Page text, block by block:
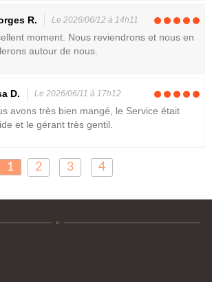
R. Le 2026/06/12 à 14h11
moment. Nous reviendrons et nous en
autour de nous.
D. Le 2026/06/11 à 17h12
avons très bien mangé, le Service était
et le gérant très gentil.
1 2 3 4